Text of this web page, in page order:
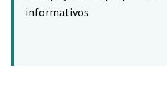
informativos